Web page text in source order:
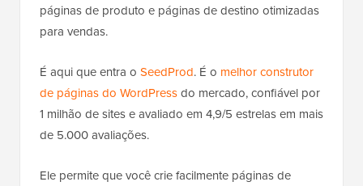
páginas de produto e páginas de destino otimizadas
para vendas.
É aqui que entra o SeedProd. É o melhor construtor
de páginas do WordPressdo mercado, confiável por
1 milhão de sites e avaliado em 4,9/5 estrelas em mais
de 5.000 avaliações.
Ele permite que você crie facilmente páginas de